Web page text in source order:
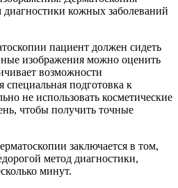
кожных заболеваний
пациент должен сидеть
изображения можно оценить
возможности
специальная подготовка к
не использовать косметические
чтобы получить точные
заключается в том,
метод диагностики,
минут.